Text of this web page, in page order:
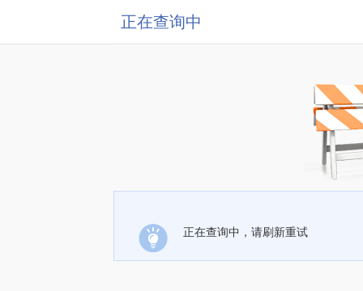
正在查询中
正在查询中，请刷新重试